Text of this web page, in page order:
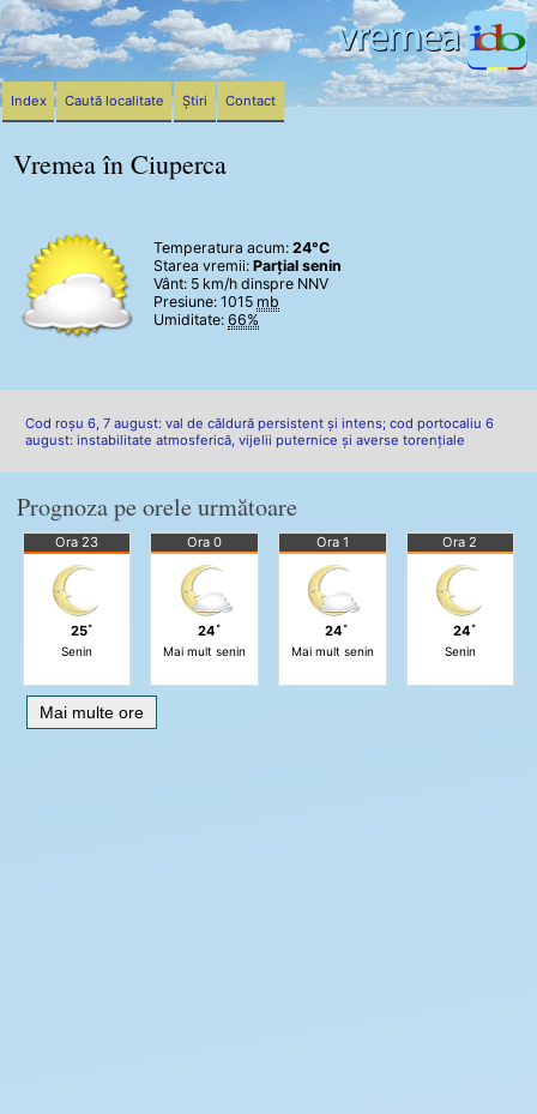
Vremea în Ciuperca
Temperatura acum: 24°C
Starea vremii: Parțial senin
Vânt: 5 km/h dinspre NNV
Presiune: 1015 mb
Umiditate: 66%
Cod roșu 6, 7 august: val de căldură persistent și intens; cod portocaliu 6
august: instabilitate atmosferică, vijelii puternice și averse torențiale
Prognoza pe orele următoare
Ora 23
25˚
Senin
Ora 0
24˚
Mai mult senin
Ora 1
24˚
Mai mult senin
Ora 2
24˚
Senin
Mai multe ore
Index Caută localitate Știri Contact